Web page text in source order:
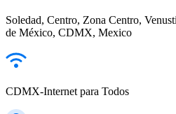
Soledad, Centro, Zona Centro,
de México, CDMX, Mexico
CDMX-Internet para Todos